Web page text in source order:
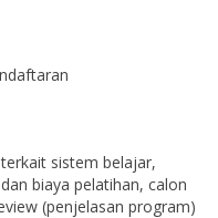
sistem belajar,
biaya pelatihan, calon
(penjelasan program)